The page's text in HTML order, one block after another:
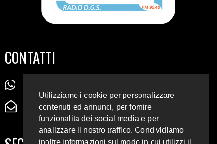
CONTATTI
+39 345 72 72 88 5
radiodigiesse@gmail.com
Utilizziamo i cookie per personalizzare
contenuti ed annunci, per fornire
funzionalità dei social media e per
analizzare il nostro traffico. Condividiamo
inoltre informazioni sul modo in cui utilizzi il